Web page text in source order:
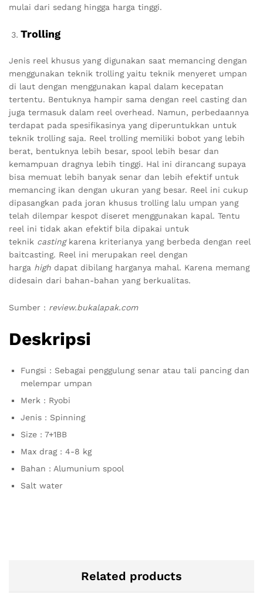
mulai dari sedang hingga harga tinggi.
Trolling
Jenis reel khusus yang digunakan saat memancing dengan
menggunakan teknik trolling yaitu teknik menyeret umpan
di laut dengan menggunakan kapal dalam kecepatan
tertentu. Bentuknya hampir sama dengan reel casting dan
juga termasuk dalam reel overhead. Namun, perbedaannya
terdapat pada spesifikasinya yang diperuntukkan untuk
teknik trolling saja. Reel trolling memiliki bobot yang lebih
berat, bentuknya lebih besar, spool lebih besar dan
kemampuan dragnya lebih tinggi. Hal ini dirancang supaya
bisa memuat lebih banyak senar dan lebih efektif untuk
memancing ikan dengan ukuran yang besar. Reel ini cukup
dipasangkan pada joran khusus trolling lalu umpan yang
telah dilempar kespot diseret menggunakan kapal. Tentu
reel ini tidak akan efektif bila dipakai untuk
teknik castingkarena kriterianya yang berbeda dengan reel
baitcasting. Reel ini merupakan reel dengan
harga high dapat dibilang harganya mahal. Karena memang
didesain dari bahan-bahan yang berkualitas.
Sumber : review.bukalapak.com
Deskripsi
Fungsi : Sebagai penggulung senar atau tali pancing dan
melempar umpan
Merk : Ryobi
Jenis : Spinning
Size : 7+1BB
Max drag : 4-8 kg
Bahan : Alumunium spool
Salt water
Related products